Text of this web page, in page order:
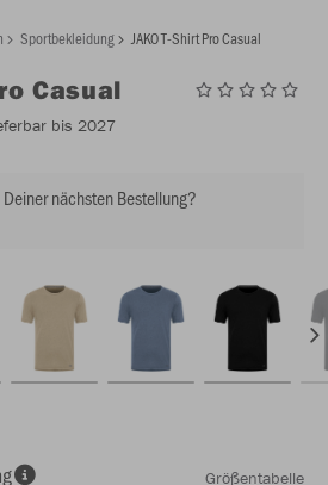
Sportbekleidung JAKO T-Shirt Pro Casual
Casual
bis 2027
nächsten Bestellung?
Größentabelle